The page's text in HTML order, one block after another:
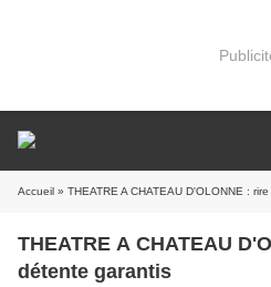
Accueil » THEATRE A CHATEAU D'OLONNE :
THEATRE A CHATEAU
détente garantis